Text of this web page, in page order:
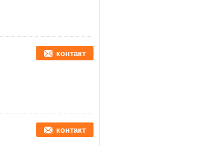
контакт
контакт